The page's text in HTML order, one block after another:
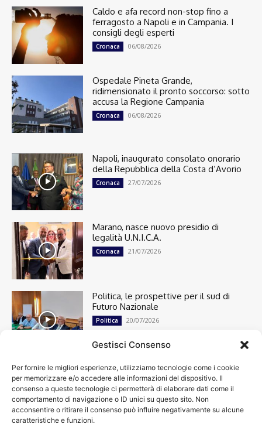
Gestisci Consenso
Per fornire le migliori esperienze, utilizziamo tecnologie come i cookie
per memorizzare e/o accedere alle informazioni del dispositivo. Il
consenso a queste tecnologie ci permetterà di elaborare dati come il
comportamento di navigazione o ID unici su questo sito. Non
acconsentire o ritirare il consenso può influire negativamente su alcune
caratteristiche e funzioni.
Caldo e afa record non-stop fino a
ferragosto a Napoli e in Campania. I
consigli degli esperti
Cronaca 06/08/2026
Ospedale Pineta Grande,
ridimensionato il pronto soccorso: sotto
accusa la Regione Campania
Cronaca 06/08/2026
Napoli, inaugurato consolato onorario
della Repubblica della Costa d’Avorio
Cronaca 27/07/2026
Marano, nasce nuovo presidio di
legalità U.N.I.C.A.
Cronaca 21/07/2026
Politica, le prospettive per il sud di
Futuro Nazionale
Politica 20/07/2026
Cronaca
13492
Attualità
7299
top
News
4208